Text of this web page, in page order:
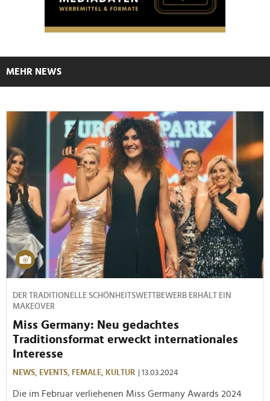
MEHR NEWS
DER TRADITIONELLE SCHÖNHEITSWETTBEWERB ERHÄLT EIN
MAKEOVER
Miss Germany: Neu gedachtes
Traditionsformat erweckt internationales
Interesse
NEWS, EVENTS, FEMALE, KULTUR | 13.03.2024
Die im Februar verliehenen Miss Germany Awards 2024